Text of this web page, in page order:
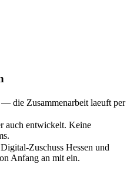
die Zusammenarbeit laeuft per
auch entwickelt. Keine
Zuschuss Hessen und
Anfang an mit ein.